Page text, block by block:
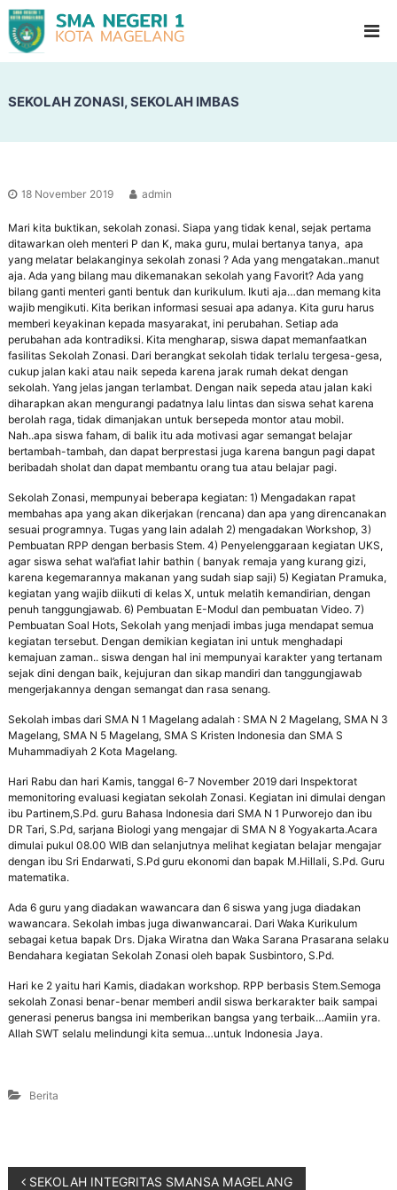
A
e
M
a
g
e
l
a
n
g
d
H
c
h
o
o
l
SEKOLAH ZONASI, SEKOLAH IMBAS
18 November 2019 admin
Mari kita buktikan, sekolah zonasi. Siapa yang tidak kenal, sejak pertama
ditawarkan oleh menteri P dan K, maka guru, mulai bertanya tanya, apa
yang melatar belakanginya sekolah zonasi ? Ada yang mengatakan..manut
aja. Ada yang bilang mau dikemanakan sekolah yang Favorit? Ada yang
bilang ganti menteri ganti bentuk dan kurikulum. Ikuti aja…dan memang kita
wajib mengikuti. Kita berikan informasi sesuai apa adanya. Kita guru harus
memberi keyakinan kepada masyarakat, ini perubahan. Setiap ada
perubahan ada kontradiksi. Kita mengharap, siswa dapat memanfaatkan
fasilitas Sekolah Zonasi. Dari berangkat sekolah tidak terlalu tergesa-gesa,
cukup jalan kaki atau naik sepeda karena jarak rumah dekat dengan
sekolah. Yang jelas jangan terlambat. Dengan naik sepeda atau jalan kaki
diharapkan akan mengurangi padatnya lalu lintas dan siswa sehat karena
berolah raga, tidak dimanjakan untuk bersepeda montor atau mobil.
Nah..apa siswa faham, di balik itu ada motivasi agar semangat belajar
bertambah-tambah, dan dapat berprestasi juga karena bangun pagi dapat
beribadah sholat dan dapat membantu orang tua atau belajar pagi.
Sekolah Zonasi, mempunyai beberapa kegiatan: 1) Mengadakan rapat
membahas apa yang akan dikerjakan (rencana) dan apa yang direncanakan
sesuai programnya. Tugas yang lain adalah 2) mengadakan Workshop, 3)
Pembuatan RPP dengan berbasis Stem. 4) Penyelenggaraan kegiatan UKS,
agar siswa sehat wal’afiat lahir bathin ( banyak remaja yang kurang gizi,
karena kegemarannya makanan yang sudah siap saji) 5) Kegiatan Pramuka,
kegiatan yang wajib diikuti di kelas X, untuk melatih kemandirian, dengan
penuh tanggungjawab. 6) Pembuatan E-Modul dan pembuatan Video. 7)
Pembuatan Soal Hots, Sekolah yang menjadi imbas juga mendapat semua
kegiatan tersebut. Dengan demikian kegiatan ini untuk menghadapi
kemajuan zaman.. siswa dengan hal ini mempunyai karakter yang tertanam
sejak dini dengan baik, kejujuran dan sikap mandiri dan tanggungjawab
mengerjakannya dengan semangat dan rasa senang.
Sekolah imbas dari SMA N 1 Magelang adalah : SMA N 2 Magelang, SMA N 3
Magelang, SMA N 5 Magelang, SMA S Kristen Indonesia dan SMA S
Muhammadiyah 2 Kota Magelang.
Hari Rabu dan hari Kamis, tanggal 6-7 November 2019 dari Inspektorat
memonitoring evaluasi kegiatan sekolah Zonasi. Kegiatan ini dimulai dengan
ibu Partinem,S.Pd. guru Bahasa Indonesia dari SMA N 1 Purworejo dan ibu
DR Tari, S.Pd, sarjana Biologi yang mengajar di SMA N 8 Yogyakarta.Acara
dimulai pukul 08.00 WIB dan selanjutnya melihat kegiatan belajar mengajar
dengan ibu Sri Endarwati, S.Pd guru ekonomi dan bapak M.Hillali, S.Pd. Guru
matematika.
Ada 6 guru yang diadakan wawancara dan 6 siswa yang juga diadakan
wawancara. Sekolah imbas juga diwanwancarai. Dari Waka Kurikulum
sebagai ketua bapak Drs. Djaka Wiratna dan Waka Sarana Prasarana selaku
Bendahara kegiatan Sekolah Zonasi oleh bapak Susbintoro, S.Pd.
Hari ke 2 yaitu hari Kamis, diadakan workshop. RPP berbasis Stem.Semoga
sekolah Zonasi benar-benar memberi andil siswa berkarakter baik sampai
generasi penerus bangsa ini memberikan bangsa yang terbaik…Aamiin yra.
Allah SWT selalu melindungi kita semua…untuk Indonesia Jaya.
Berita
SEKOLAH INTEGRITAS SMANSA MAGELANG